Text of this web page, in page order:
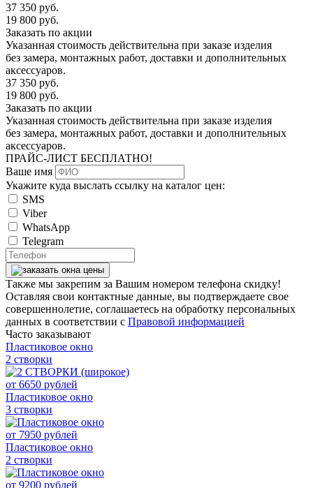
37 350 руб.
19 800 руб.
Заказать по акции
Указанная стоимость действительна при заказе изделия
без замера, монтажных работ, доставки и дополнительных
аксессуаров.
37 350 руб.
19 800 руб.
Заказать по акции
Указанная стоимость действительна при заказе изделия
без замера, монтажных работ, доставки и дополнительных
аксессуаров.
ПРАЙС-ЛИСТ БЕСПЛАТНО!
Ваше имя
Укажите куда выслать ссылку на каталог цен:
SMS
Viber
WhatsApp
Telegram
Также мы закрепим за Вашим номером телефона скидку!
Оставляя свои контактные данные, вы подтверждаете свое
совершеннолетие, соглашаетесь на обработку персональных
данных в соответствии с Правовой информацией
Часто заказывают
Пластиковое окно
2 створки
от 6650 рублей
Пластиковое окно
3 створки
от 7950 рублей
Пластиковое окно
2 створки
от 9200 рублей